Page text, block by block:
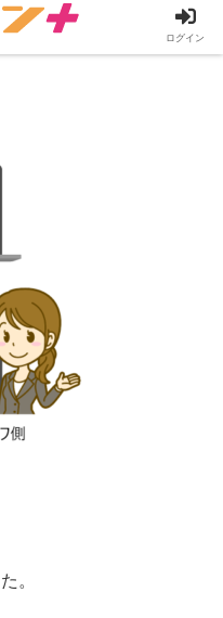
。
ログイン